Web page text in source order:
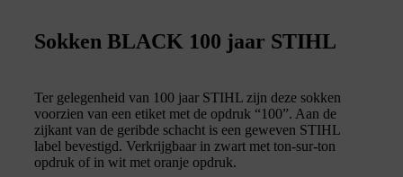
Sokken BLACK 100 jaar STIHL
Ter gelegenheid van 100 jaar STIHL zijn deze sokken
voorzien van een etiket met de opdruk “100”. Aan de
zijkant van de geribde schacht is een geweven STIHL
label bevestigd. Verkrijgbaar in zwart met ton-sur-ton
opdruk of in wit met oranje opdruk.